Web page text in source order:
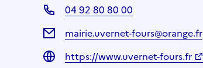
04 92 80 80 00
mairie.uvernet-fours@orange.fr
https://www.uvernet-fours.fr